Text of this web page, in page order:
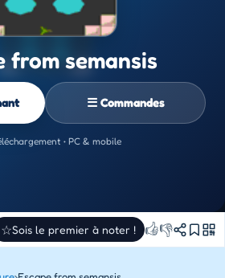
from semansis
☰ Commandes
• PC & mobile
☆Sois le premier à noter ! 👍👎